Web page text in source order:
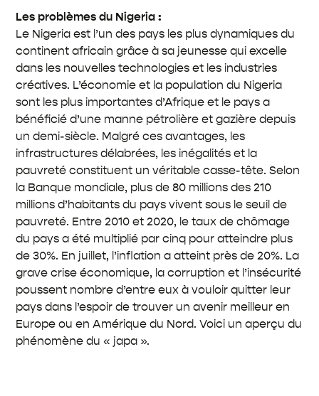
Les problèmes du Nigeria :
Le Nigeria est l’un des pays les plus dynamiques du
continent africain grâce à sa jeunesse qui excelle
dans les nouvelles technologies et les industries
créatives. L’économie et la population du Nigeria
sont les plus importantes d’Afrique et le pays a
bénéficié d’une manne pétrolière et gazière depuis
un demi-siècle. Malgré ces avantages, les
infrastructures délabrées, les inégalités et la
pauvreté constituent un véritable casse-tête. Selon
la Banque mondiale, plus de 80 millions des 210
millions d’habitants du pays vivent sous le seuil de
pauvreté. Entre 2010 et 2020, le taux de chômage
du pays a été multiplié par cinq pour atteindre plus
de 30%. En juillet, l’inflation a atteint près de 20%. La
grave crise économique, la corruption et l’insécurité
poussent nombre d’entre eux à vouloir quitter leur
pays dans l’espoir de trouver un avenir meilleur en
Europe ou en Amérique du Nord. Voici un aperçu du
phénomène du « japa ».